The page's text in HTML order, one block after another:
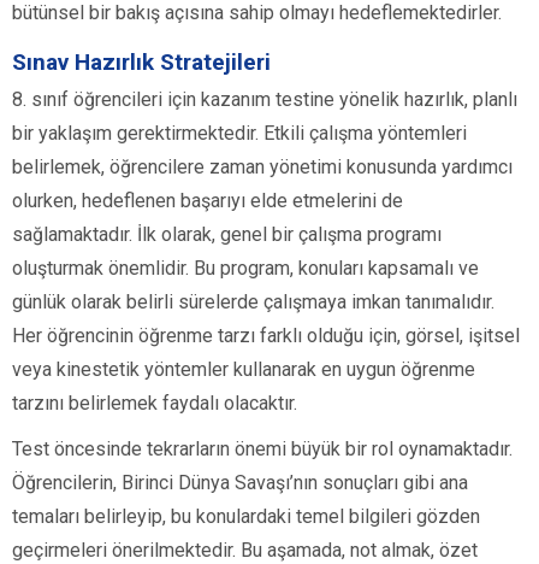
bütünsel bir bakış açısına sahip olmayı hedeflemektedirler.
Sınav Hazırlık Stratejileri
8. sınıf öğrencileri için kazanım testine yönelik hazırlık, planlı
bir yaklaşım gerektirmektedir. Etkili çalışma yöntemleri
belirlemek, öğrencilere zaman yönetimi konusunda yardımcı
olurken, hedeflenen başarıyı elde etmelerini de
sağlamaktadır. İlk olarak, genel bir çalışma programı
oluşturmak önemlidir. Bu program, konuları kapsamalı ve
günlük olarak belirli sürelerde çalışmaya imkan tanımalıdır.
Her öğrencinin öğrenme tarzı farklı olduğu için, görsel, işitsel
veya kinestetik yöntemler kullanarak en uygun öğrenme
tarzını belirlemek faydalı olacaktır.
Test öncesinde tekrarların önemi büyük bir rol oynamaktadır.
Öğrencilerin, Birinci Dünya Savaşı’nın sonuçları gibi ana
temaları belirleyip, bu konulardaki temel bilgileri gözden
geçirmeleri önerilmektedir. Bu aşamada, not almak, özet